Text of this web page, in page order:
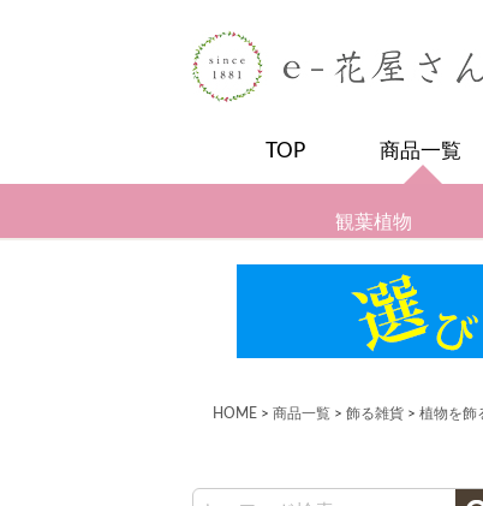
TOP 商品一覧
観葉植物
HOME 商品一覧 飾る雑貨 植物を飾